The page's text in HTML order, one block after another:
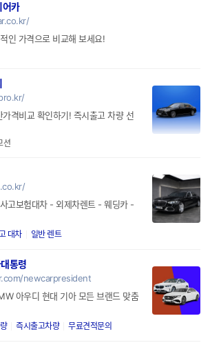
어카
인 가격으로 비교해 보세요!
격비교 확인하기! 즉시출고 차량 선
션
고보험대차 - 외제차렌트 - 웨딩카 -
대차 일반 렌트
통령
newcarpresident
아우디 현대 기아 모든 브랜드 맞춤
즉시출고차량 무료견적문의